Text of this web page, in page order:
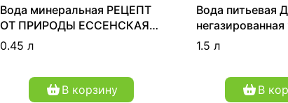
Вода минеральная РЕЦЕПТ
ОТ ПРИРОДЫ ЕССЕНСКАЯ
"Нагутская-4" лечебно-
0.45 л
В корзину
Вода питьевая
негазированная
1.5 л
В